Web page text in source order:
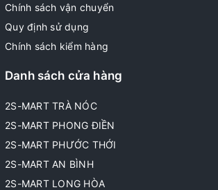
Chính sách vận chuyển
Quy định sử dụng
Chính sách kiểm hàng
Danh sách cửa hàng
2S-MART TRÀ NÓC
2S-MART PHONG ĐIỀN
2S-MART PHƯỚC THỚI
2S-MART AN BÌNH
2S-MART LONG HÒA